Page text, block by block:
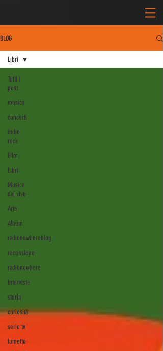
BLOG
Tutti i
post
musica
concerti
indie
rock
Film
Libri
Musica
dal vivo
Arte
Album
radionowhereblog
recensione
radionowhere
Interviste
storia
curiosità
serie tv
fumetto
Libri